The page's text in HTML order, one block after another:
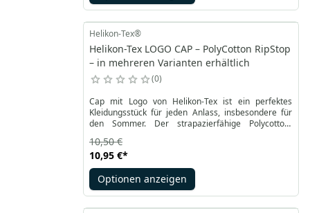
Helikon-Tex®
Helikon-Tex LOGO CAP – PolyCotton RipStop
– in mehreren Varianten erhältlich
0
Cap mit Logo von Helikon-Tex ist ein perfektes
Kleidungsstück für jeden Anlass, insbesondere für
den Sommer. Der strapazierfähige Polycotton-
Besatz in der Farbe des Visiers versehen, was für
Haltbarkeit und Ästhetik sorgt. Das klassische
Belüftungssystem sorgt für eine ausreichende
Luftzirkulation.
10,95 €*
10,50 €
Optionen anzeigen